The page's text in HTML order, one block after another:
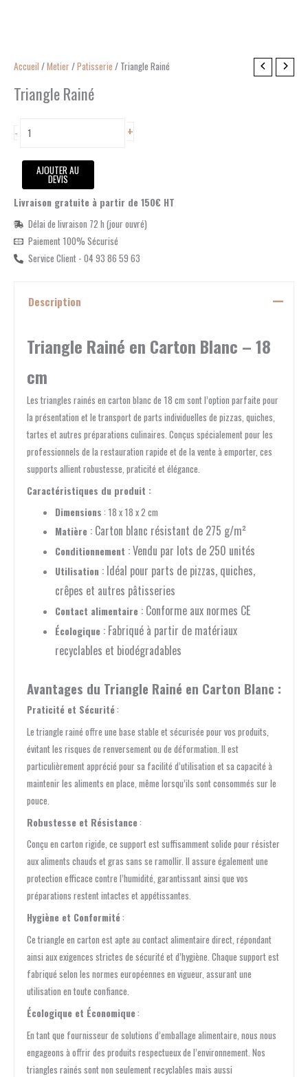
Accueil /Metier /Patisserie / Triangle Rainé
Triangle Rainé
-
quantité
Triangle
+
AJOUTER AU
DEVIS
Livraison gratuite à partir de 150€ HT
Délai de livraison 72 h (jour ouvré)
Paiement 100% Sécurisé
Service Client - 04 93 86 59 63
Description
Triangle Rainé en Carton Blanc – 18
cm
Les triangles rainés en carton blanc de 18 cm sont l’option parfaite pour
la présentation et le transport de parts individuelles de pizzas, quiches,
tartes et autres préparations culinaires. Conçus spécialement pour les
professionnels de la restauration rapide et de la vente à emporter, ces
supports allient robustesse, praticité et élégance.
Caractéristiques du produit :
Dimensions : 18 x 18 x 2 cm
Matière: Carton blanc résistant de 275 g/m²
Conditionnement : Vendu par lots de 250 unités
Utilisation: Idéal pour parts de pizzas, quiches,
crêpes et autres pâtisseries
Contact alimentaire: Conforme aux normes CE
Écologique: Fabriqué à partir de matériaux
recyclables et biodégradables
Avantages du Triangle Rainé en Carton Blanc :
Praticité et Sécurité:
Le triangle rainé offre une base stable et sécurisée pour vos produits,
évitant les risques de renversement ou de déformation. Il est
particulièrement apprécié pour sa facilité d’utilisation et sa capacité à
maintenir les aliments en place, même lorsqu’ils sont consommés sur le
pouce.
Robustesse et Résistance:
Conçu en carton rigide, ce support est suffisamment solide pour résister
aux aliments chauds et gras sans se ramollir. Il assure également une
protection efficace contre l’humidité, garantissant ainsi que vos
préparations restent intactes et appétissantes.
Hygiène et Conformité:
Ce triangle en carton est apte au contact alimentaire direct, répondant
ainsi aux exigences strictes de sécurité et d’hygiène. Chaque support est
fabriqué selon les normes européennes en vigueur, assurant une
utilisation en toute confiance.
Écologique et Économique:
En tant que fournisseur de solutions d’emballage alimentaire, nous nous
engageons à offrir des produits respectueux de l’environnement. Nos
triangles rainés sont non seulement recyclables mais aussi